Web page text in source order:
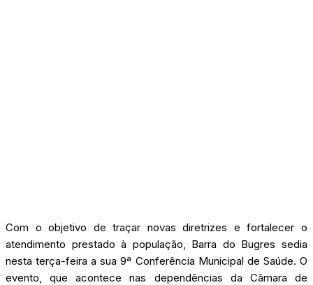
Com o objetivo de traçar novas diretrizes e fortalecer o
atendimento prestado à população, Barra do Bugres sedia
nesta terça-feira a sua 9ª Conferência Municipal de Saúde. O
evento, que acontece nas dependências da Câmara de